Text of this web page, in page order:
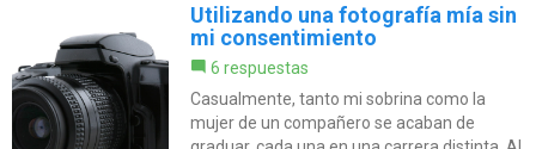
Utilizando una fotografía mía sin
mi consentimiento
6 respuestas
Casualmente, tanto mi sobrina como la
mujer de un compañero se acaban de